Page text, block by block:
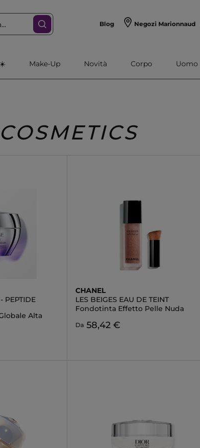
Blog Negozi Marionnaud
Make-Up Novità Corpo Uomo
COSMETICS
PEPTIDE
Alta
CHANEL
LES BEIGES EAU DE TEINT
Fondotinta Effetto Pelle Nuda
Da 58,42 €